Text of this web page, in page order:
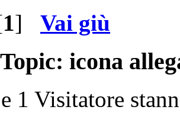
1] Vai giù
Topic: icona
1 Visitatore